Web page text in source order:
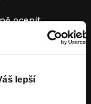
lepší
ocenit
vozu